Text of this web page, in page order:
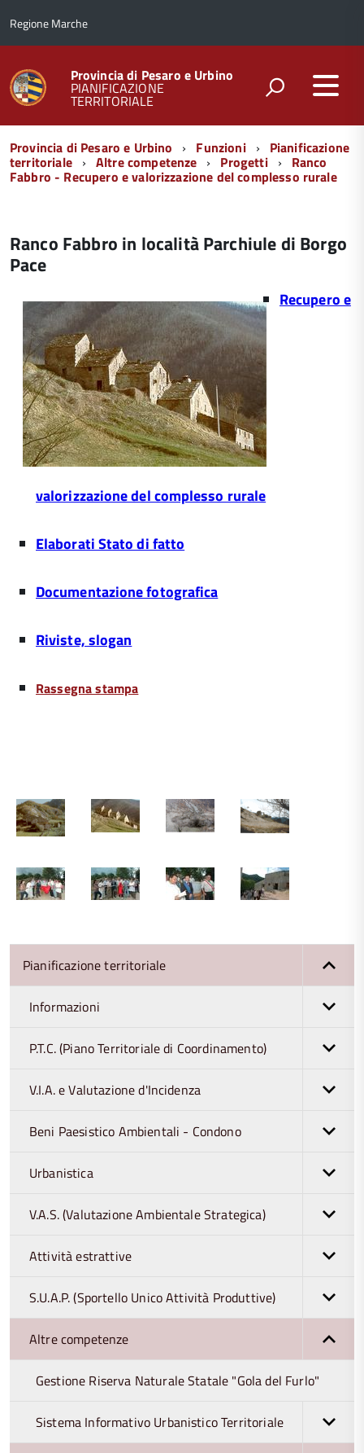
Regione Marche
Provincia di Pesaro e Urbino
PIANIFICAZIONE
TERRITORIALE
Menu
di
navigazione
Provincia di Pesaro e Urbino Funzioni Pianificazione
territoriale Altre competenze Progetti Ranco
Fabbro - Recupero e valorizzazione del complesso rurale
Ranco Fabbro in località Parchiule di Borgo
Pace
Recupero e
valorizzazione del complesso rurale
Elaborati Stato di fatto
Documentazione fotografica
Riviste, slogan
Rassegna stampa
Pianificazione territoriale
Informazioni
P.T.C. (Piano Territoriale di Coordinamento)
V.I.A. e Valutazione d'Incidenza
Beni Paesistico Ambientali - Condono
Urbanistica
V.A.S. (Valutazione Ambientale Strategica)
Attività estrattive
S.U.A.P. (Sportello Unico Attività Produttive)
Altre competenze
Gestione Riserva Naturale Statale "Gola del Furlo"
Sistema Informativo Urbanistico Territoriale